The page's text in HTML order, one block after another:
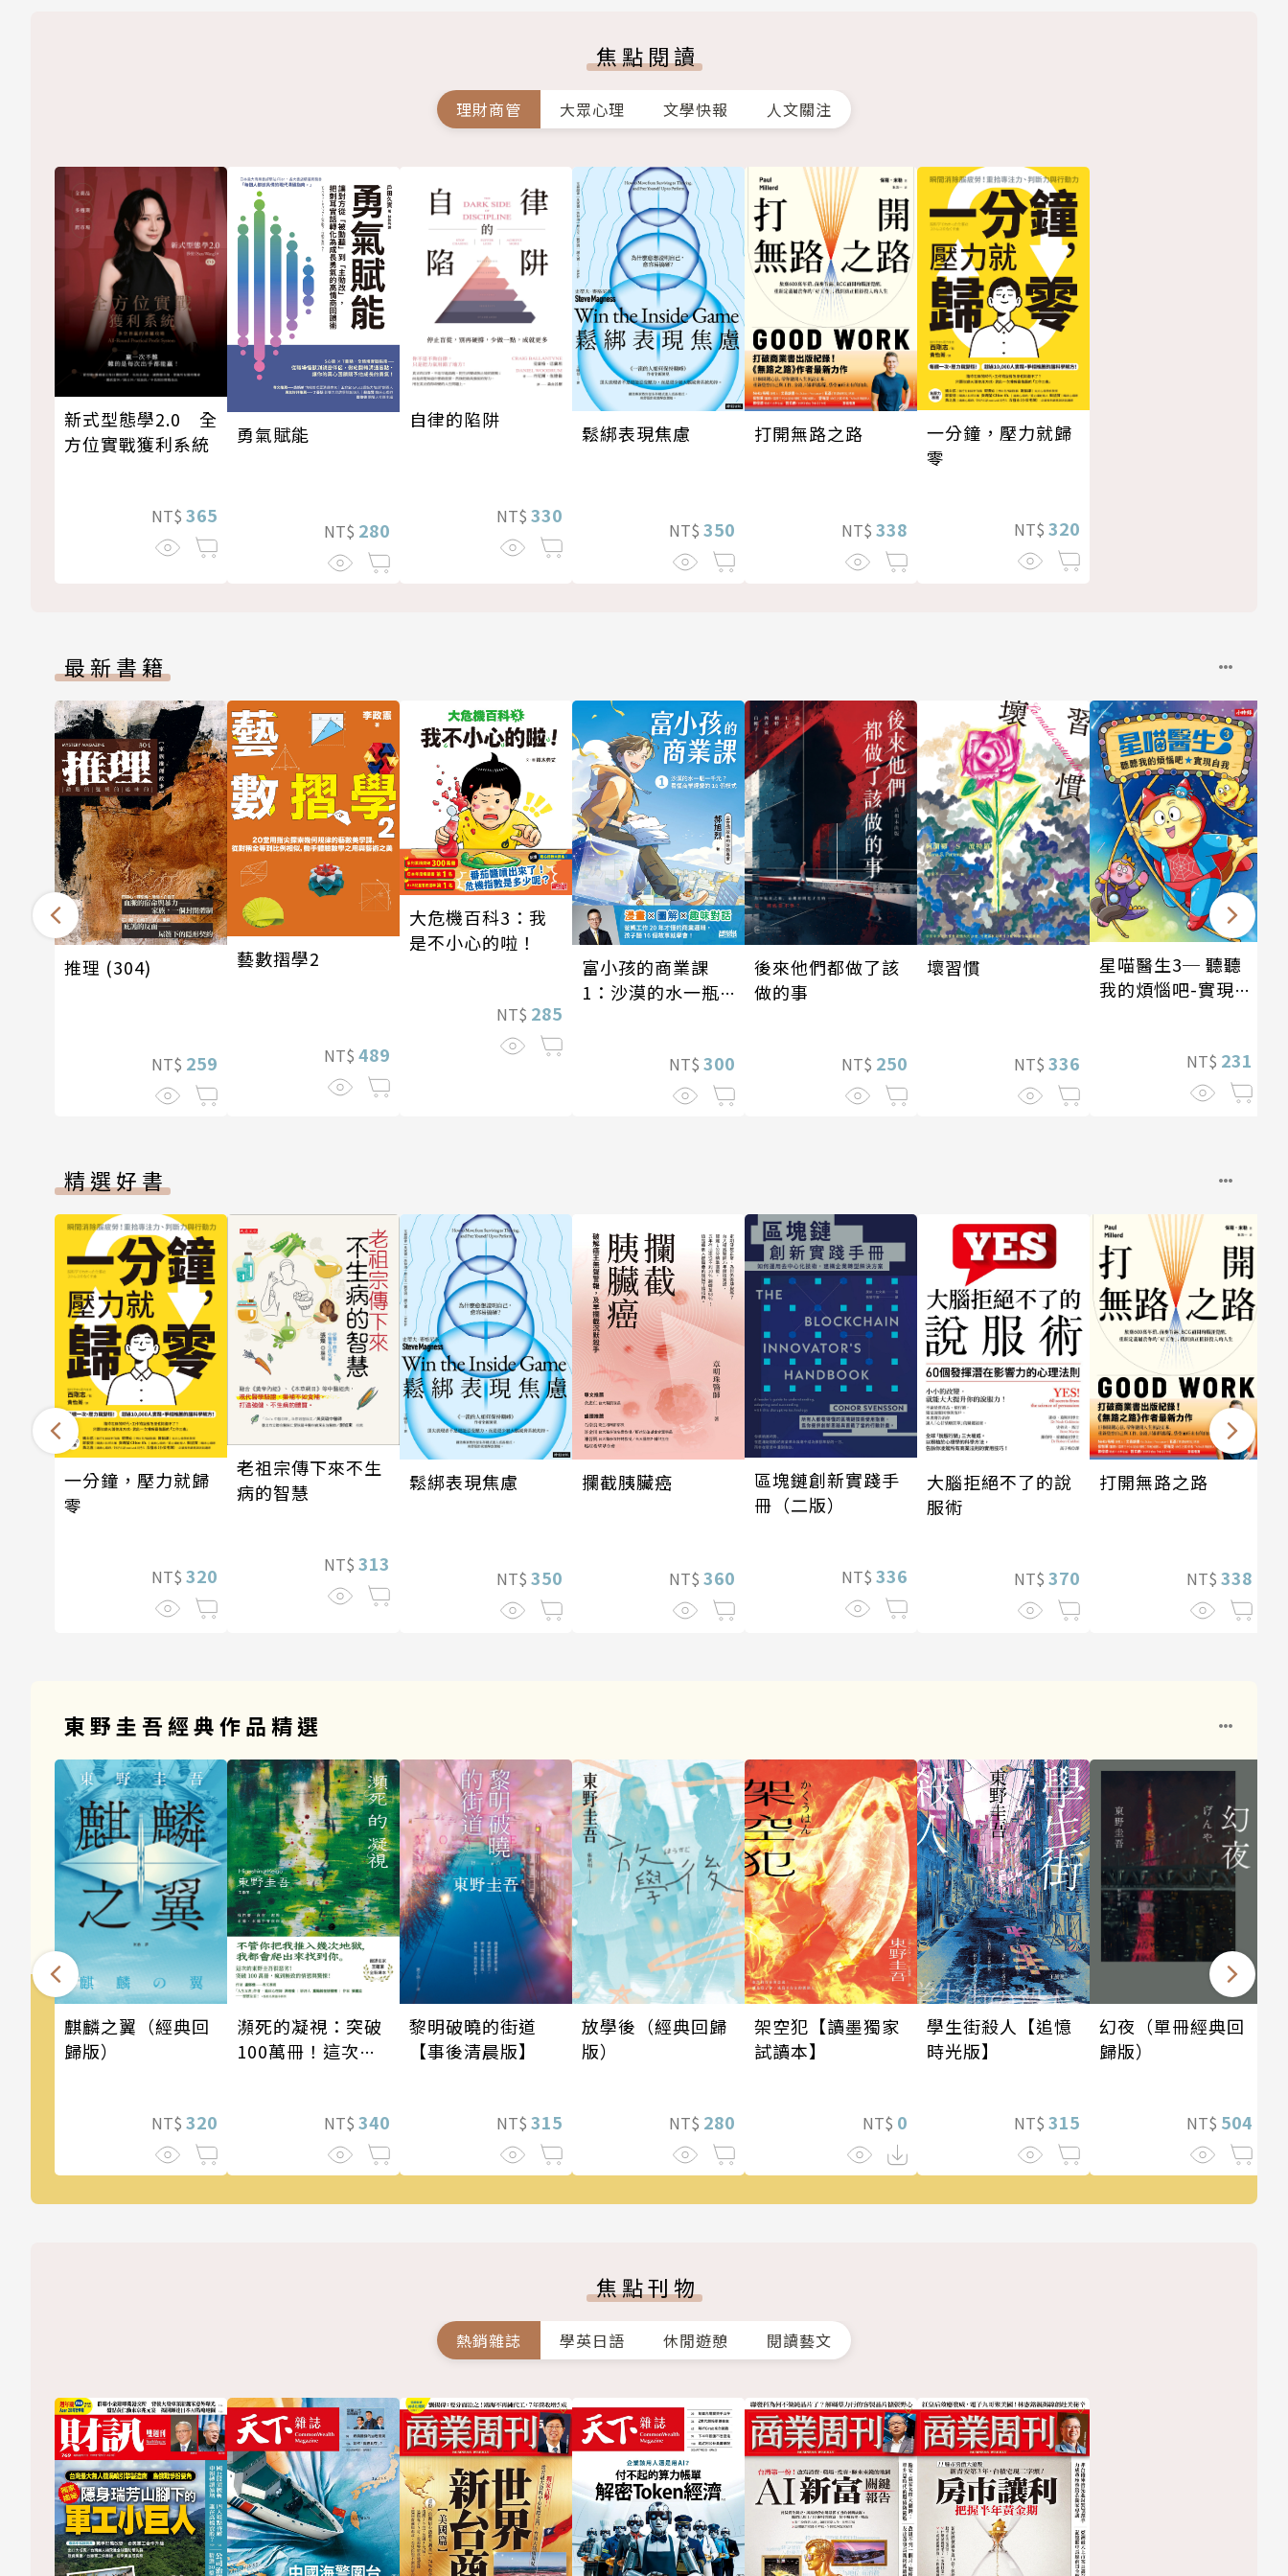
焦點閱讀
理財商管 大眾心理 文學快報 人文關注
新式型態學2.0 全
方位實戰獲利系統
NT$ 365
勇氣賦能
NT$ 280
自律的陷阱
NT$ 330
鬆綁表現焦慮
NT$ 350
打開無路之路
NT$ 338
一分鐘，壓力就歸
零
NT$ 320
最新書籍
推理 (304)
NT$ 259
藝數摺學2
NT$ 489
大危機百科3：我
是不小心的啦！
NT$ 285
富小孩的商業課
1：沙漠的水一瓶
NT$ 300
後來他們都做了該
做的事
NT$ 250
壞習慣
NT$ 336
星喵醫生3─ 聽聽
我的煩惱吧-實現自
NT$ 231
精選好書
一分鐘，壓力就歸
零
NT$ 320
老祖宗傳下來不生
病的智慧
NT$ 313
鬆綁表現焦慮
NT$ 350
攔截胰臟癌
NT$ 360
區塊鏈創新實踐手
冊（二版）
NT$ 336
大腦拒絕不了的說
服術
NT$ 370
打開無路之路
NT$ 338
東野圭吾經典作品精選
麒麟之翼（經典回
歸版）
NT$ 320
瀕死的凝視：突破
100萬冊！這次的
NT$ 340
黎明破曉的街道
【事後清晨版】
NT$ 315
放學後（經典回歸
版）
NT$ 280
架空犯【讀墨獨家
試讀本】
NT$ 0
學生街殺人【追憶
時光版】
NT$ 315
幻夜（單冊經典回
歸版）
NT$ 504
焦點刊物
熱銷雜誌 學英日語 休閒遊憩 閱讀藝文